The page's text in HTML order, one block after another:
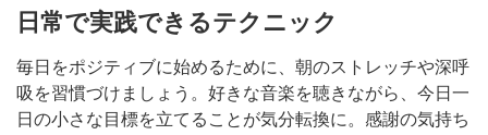
日常で実践できるテクニック
毎日をポジティブに始めるために、朝のストレッチや深呼
吸を習慣づけましょう。好きな音楽を聴きながら、今日一
日の小さな目標を立てることが気分転換に。感謝の気持ち